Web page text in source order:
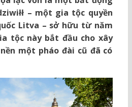
– một gia tộc quyền
Litva – sở hữu từ năm
tộc này bắt đầu cho xây
một pháo đài cũ đã có